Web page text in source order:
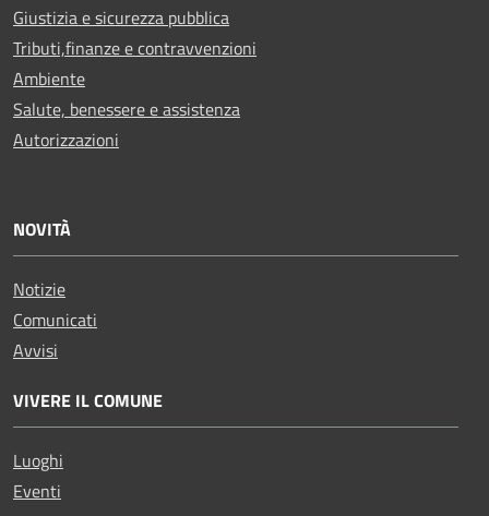
Giustizia e sicurezza pubblica
Tributi,finanze e contravvenzioni
Ambiente
Salute, benessere e assistenza
Autorizzazioni
NOVITÀ
Notizie
Comunicati
Avvisi
VIVERE IL COMUNE
Luoghi
Eventi